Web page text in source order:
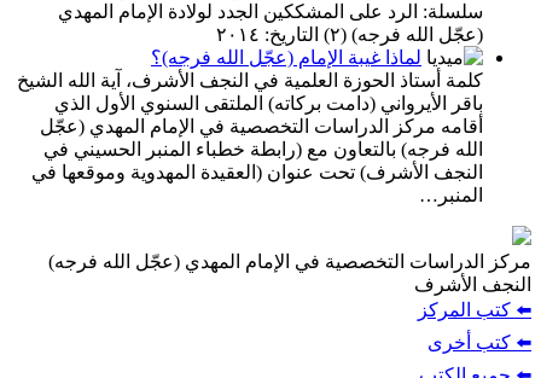
سلسلة: الرد على المشككين الجدد لولادة الإمام المهدي
(عجّل الله فرجه) (٢) التاريخ: ٢٠١٤
لماذا غيبة الإمام (عجّل الله فرجه)؟
كلمة أستاذ الحوزة العلمية في النجف الأشرف، آية الله الشيخ
باقر الأيرواني (دامت بركاته) الملتقى السنوي الأول الذي
أقامه مركز الدراسات التخصصية في الإمام المهدي (عجّل
الله فرجه) بالتعاون مع (رابطة خطباء المنبر الحسيني في
النجف الأشرف) تحت عنوان (العقيدة المهدوية وموقعها في
المنبر…
مركز الدراسات التخصصية في الإمام المهدي (عجّل الله فرجه)
النجف الأشرف
⬅️ كتب المركز
⬅️ كتب أخرى